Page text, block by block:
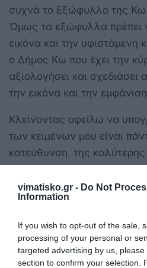
vimatisko.gr - Do Not
Information
If you wish to opt-out of the sale,
processing of your personal or
targeted advertising by us,
section to confirm your selection.
συχνά το Εξώφυλλο της
Όμως τα εξώφυλλα πρέπει
εικόνα και την
ο Δήμος Κω που έχει την
αξιολογήσει και
την εικόνα και την
Κλείνοντας οφείλω να
των κειμένων μου είναι
κατεύθυνση της καλύτερης
και ανάδειξης του νησιού